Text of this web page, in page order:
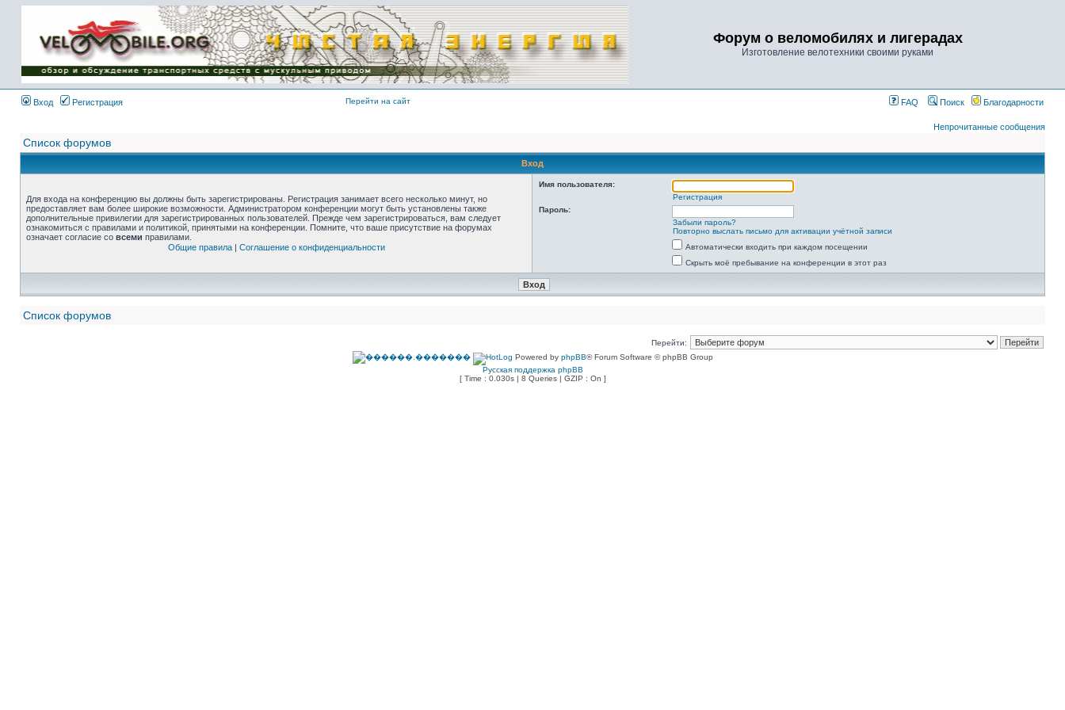
Форум о веломобилях и лигерадах
Изготовление велотехники своими руками
Вход Регистрация Перейти на сайт FAQ Поиск Благодарности
Непрочитанные сообщения
Список форумов
Вход
Для входа на конференцию вы должны быть зарегистрированы. Регистрация занимает всего несколько минут, но
предоставляет вам более широкие возможности. Администратором конференции могут быть установлены также
дополнительные привилегии для зарегистрированных пользователей. Прежде чем зарегистрироваться, вам следует
ознакомиться с правилами и политикой, принятыми на конференции. Помните, что ваше присутствие на форумах
означает согласие со всеми правилами.
Общие правила| Соглашение о конфиденциальности
Имя пользователя:
Регистрация
Пароль:
Забыли пароль?
Повторно выслать письмо для активации учётной записи
Автоматически входить при каждом посещении
Скрыть моё пребывание на конференции в этот раз
Список форумов
Перейти:
Powered by phpBB® Forum Software © phpBB Group
Русская поддержка phpBB
[ Time : 0.030s | 8 Queries | GZIP : On ]